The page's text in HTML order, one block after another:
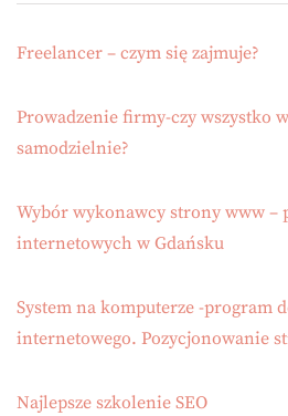
Freelancer – czym się zajmuje?
Prowadzenie firmy-czy wszystko
samodzielnie?
Wybór wykonawcy strony www –
internetowych w Gdańsku
System na komputerze -program
internetowego. Pozycjonowanie
Najlepsze szkolenie SEO